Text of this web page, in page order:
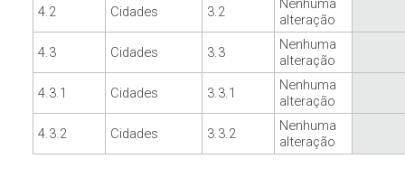
4.2
Cidades 3.2
Nenhuma
alteração
4.3
Cidades 3.3
Nenhuma
alteração
4.3.1
Cidades 3.3.1
Nenhuma
alteração
4.3.2
Cidades 3.3.2
Nenhuma
alteração